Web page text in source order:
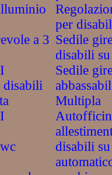
a 3
per
Sedile
disabili
Sedile
Multipla
disabili